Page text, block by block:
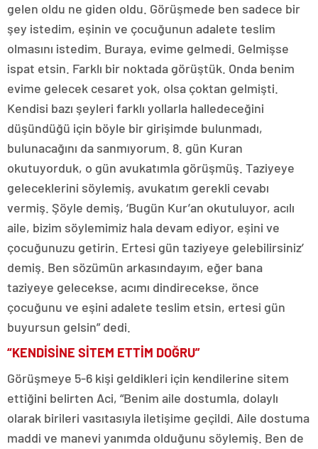
gelen oldu ne giden oldu. Görüşmede ben sadece bir
şey istedim, eşinin ve çocuğunun adalete teslim
olmasını istedim. Buraya, evime gelmedi. Gelmişse
ispat etsin. Farklı bir noktada görüştük. Onda benim
evime gelecek cesaret yok, olsa çoktan gelmişti.
Kendisi bazı şeyleri farklı yollarla halledeceğini
düşündüğü için böyle bir girişimde bulunmadı,
bulunacağını da sanmıyorum. 8. gün Kuran
okutuyorduk, o gün avukatımla görüşmüş. Taziyeye
geleceklerini söylemiş, avukatım gerekli cevabı
vermiş. Şöyle demiş, ‘Bugün Kur’an okutuluyor, acılı
aile, bizim söylemimiz hala devam ediyor, eşini ve
çocuğunuzu getirin. Ertesi gün taziyeye gelebilirsiniz’
demiş. Ben sözümün arkasındayım, eğer bana
taziyeye gelecekse, acımı dindirecekse, önce
çocuğunu ve eşini adalete teslim etsin, ertesi gün
buyursun gelsin” dedi.
“KENDİSİNE SİTEM ETTİM DOĞRU”
Görüşmeye 5-6 kişi geldikleri için kendilerine sitem
ettiğini belirten Aci, “Benim aile dostumla, dolaylı
olarak birileri vasıtasıyla iletişime geçildi. Aile dostuma
maddi ve manevi yanımda olduğunu söylemiş. Ben de